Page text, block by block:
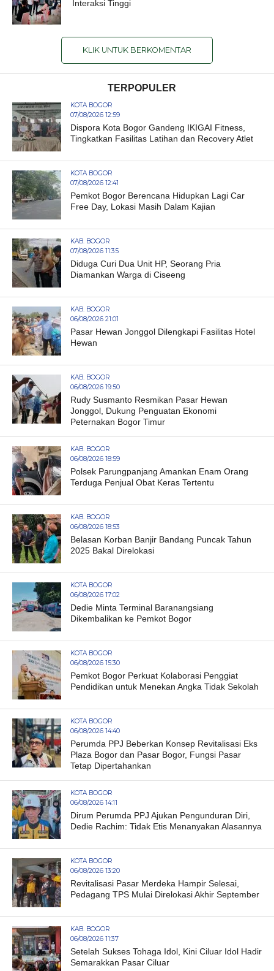
Interaksi Tinggi
KLIK UNTUK BERKOMENTAR
TERPOPULER
KOTA BOGOR
07/08/2026 12:59
Dispora Kota Bogor Gandeng IKIGAI Fitness,
Tingkatkan Fasilitas Latihan dan Recovery Atlet
KOTA BOGOR
07/08/2026 12:41
Pemkot Bogor Berencana Hidupkan Lagi Car
Free Day, Lokasi Masih Dalam Kajian
KAB. BOGOR
07/08/2026 11:35
Diduga Curi Dua Unit HP, Seorang Pria
Diamankan Warga di Ciseeng
KAB. BOGOR
06/08/2026 21:01
Pasar Hewan Jonggol Dilengkapi Fasilitas Hotel
Hewan
KAB. BOGOR
06/08/2026 19:50
Rudy Susmanto Resmikan Pasar Hewan
Jonggol, Dukung Penguatan Ekonomi
Peternakan Bogor Timur
KAB. BOGOR
06/08/2026 18:59
Polsek Parungpanjang Amankan Enam Orang
Terduga Penjual Obat Keras Tertentu
KAB. BOGOR
06/08/2026 18:53
Belasan Korban Banjir Bandang Puncak Tahun
2025 Bakal Direlokasi
KOTA BOGOR
06/08/2026 17:02
Dedie Minta Terminal Baranangsiang
Dikembalikan ke Pemkot Bogor
KOTA BOGOR
06/08/2026 15:30
Pemkot Bogor Perkuat Kolaborasi Penggiat
Pendidikan untuk Menekan Angka Tidak Sekolah
KOTA BOGOR
06/08/2026 14:40
Perumda PPJ Beberkan Konsep Revitalisasi Eks
Plaza Bogor dan Pasar Bogor, Fungsi Pasar
Tetap Dipertahankan
KOTA BOGOR
06/08/2026 14:11
Dirum Perumda PPJ Ajukan Pengunduran Diri,
Dedie Rachim: Tidak Etis Menanyakan Alasannya
KOTA BOGOR
06/08/2026 13:20
Revitalisasi Pasar Merdeka Hampir Selesai,
Pedagang TPS Mulai Direlokasi Akhir September
KAB. BOGOR
06/08/2026 11:37
Setelah Sukses Tohaga Idol, Kini Ciluar Idol Hadir
Semarakkan Pasar Ciluar